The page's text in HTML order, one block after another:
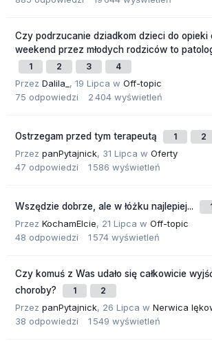
Czy podrzucanie dziadkom dzieci do opieki
weekend przez młodych rodziców to
1 2 3 4
Przez Dalila_ , 19 Lipca w Off-topic
75 odpowiedzi 2 404 wyświetleń
Ostrzegam przed tym terapeutą 1 2
Przez panPytajnick, 31 Lipca w Oferty
47 odpowiedzi 1 586 wyświetleń
Wszędzie dobrze, ale w łóżku najlepiej...
Przez KochamElcie, 21 Lipca w Off-topic
48 odpowiedzi 1 574 wyświetleń
Czy komuś z Was udało się całkowicie
choroby?
1 2
Przez panPytajnick, 26 Lipca w Nerwica
38 odpowiedzi 1 549 wyświetleń